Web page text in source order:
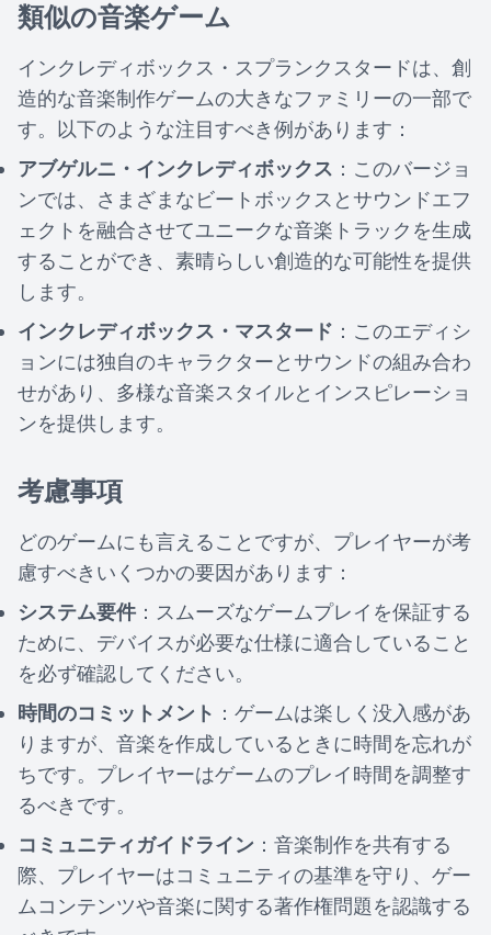
類似の音楽ゲーム
インクレディボックス・スプランクスタードは、創
造的な音楽制作ゲームの大きなファミリーの一部で
す。以下のような注目すべき例があります：
アブゲルニ・インクレディボックス ：このバージョ
ンでは、さまざまなビートボックスとサウンドエフ
ェクトを融合させてユニークな音楽トラックを生成
することができ、素晴らしい創造的な可能性を提供
します。
インクレディボックス・マスタード ：このエディシ
ョンには独自のキャラクターとサウンドの組み合わ
せがあり、多様な音楽スタイルとインスピレーショ
ンを提供します。
考慮事項
どのゲームにも言えることですが、プレイヤーが考
慮すべきいくつかの要因があります：
システム要件：スムーズなゲームプレイを保証する
ために、デバイスが必要な仕様に適合していること
を必ず確認してください。
時間のコミットメント ：ゲームは楽しく没入感があ
りますが、音楽を作成しているときに時間を忘れが
ちです。プレイヤーはゲームのプレイ時間を調整す
るべきです。
コミュニティガイドライン ：音楽制作を共有する
際、プレイヤーはコミュニティの基準を守り、ゲー
ムコンテンツや音楽に関する著作権問題を認識する